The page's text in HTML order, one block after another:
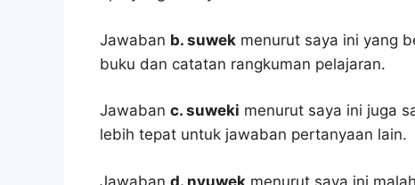
Jawaban b. suwek menurut saya ini yang
buku dan catatan rangkuman pelajaran.
Jawaban c. suweki menurut saya ini juga
lebih tepat untuk jawaban pertanyaan lain.
Jawaban d. nyuwek menurut saya ini